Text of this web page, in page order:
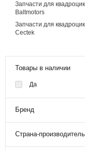
Запчасти для
Baltmotors
Запчасти для
Cectek
Запчасти к лодочным
моторам
Запчасти и
Запчасти к
мотобуксировщикам
Запчасти к питбайкам
Товары в наличии
Да
Бренд
Страна-производитель